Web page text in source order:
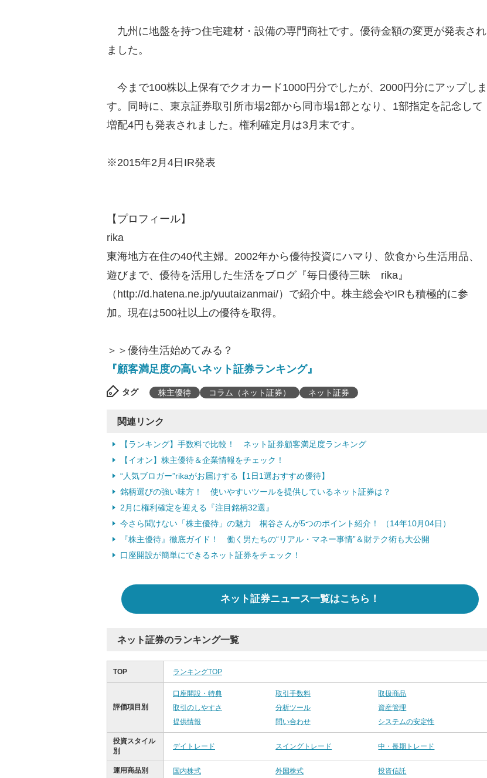
九州に地盤を持つ住宅建材・設備の専門商社です。優待金額の変更が発表され
ました。
今まで100株以上保有でクオカード1000円分でしたが、2000円分にアップしま
す。同時に、東京証券取引所市場2部から同市場1部となり、1部指定を記念して
増配4円も発表されました。権利確定月は3月末です。
※2015年2月4日IR発表
【プロフィール】
rika
東海地方在住の40代主婦。2002年から優待投資にハマり、飲食から生活用品、
遊びまで、優待を活用した生活をブログ『毎日優待三昧 rika』
（http://d.hatena.ne.jp/yuutaizanmai/）で紹介中。株主総会やIRも積極的に参
加。現在は500社以上の優待を取得。
＞＞優待生活始めてみる？
『顧客満足度の高いネット証券ランキング』
タグ 株主優待 コラム（ネット証券） ネット証券
関連リンク
【ランキング】手数料で比較！ ネット証券顧客満足度ランキング
【イオン】株主優待＆企業情報をチェック！
“人気ブロガー”rikaがお届けする【1日1選おすすめ優待】
銘柄選びの強い味方！ 使いやすいツールを提供しているネット証券は？
2月に権利確定を迎える『注目銘柄32選』
今さら聞けない「株主優待」の魅力 桐谷さんが5つのポイント紹介！ （14年10月04日）
『株主優待』徹底ガイド！ 働く男たちの“リアル・マネー事情”＆財テク術も大公開
口座開設が簡単にできるネット証券をチェック！
ネット証券ニュース一覧はこちら！
ネット証券のランキング一覧
TOP ランキングTOP
評価項目別
口座開設・特典 取引手数料
取扱商品
取引のしやすさ
分析ツール
資産管理
提供情報
問い合わせ システムの安定性
投資スタイル
別
デイトレード スイングトレード 中・長期トレード
運用商品別 国内株式 外国株式 投資信託